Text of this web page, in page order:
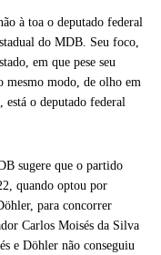
à toa o deputado federal
do MDB. Seu foco,
em que pese seu
modo, de olho em
está o deputado federal
sugere que o partido
quando optou por
para concorrer
Carlos Moisés da Silva
e Döhler não conseguiu